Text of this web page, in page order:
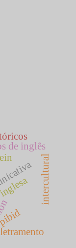
de inglês
intercultural
letramento